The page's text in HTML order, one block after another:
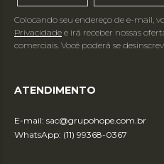
Colocando seu endereço de e-mail,
Privacidade e irá receber nossas
comerciais. Você poderá se
ATENDIMENTO
E-mail: sac@grupohope.com.br
WhatsApp: (11) 99368-0367